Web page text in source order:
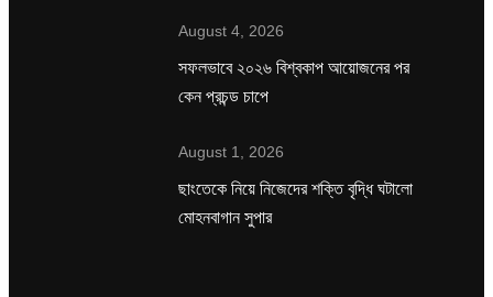
August 4, 2026
সফলভাবে ২০২৬ বিশ্বকাপ আয়োজনের পর
কেন প্রচন্ড চাপে
August 1, 2026
ছাংতেকে নিয়ে নিজেদের শক্তি বৃদ্ধি ঘটালো
মোহনবাগান সুপার